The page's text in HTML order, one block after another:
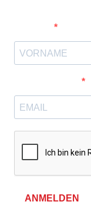
ANMELDEN